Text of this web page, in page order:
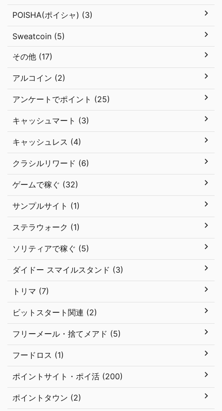
POISHA(ポイシャ) (3)
Sweatcoin (5)
その他 (17)
アルコイン (2)
アンケートでポイント (25)
キャッシュマート (3)
キャッシュレス (4)
クラシルリワード (6)
ゲームで稼ぐ (32)
サンプルサイト (1)
ステラウォーク (1)
ソリティアで稼ぐ (5)
ダイドー スマイルスタンド (3)
トリマ (7)
ビットスタート関連 (2)
フリーメール・捨てメアド (5)
フードロス (1)
ポイントサイト・ポイ活 (200)
ポイントタウン (2)